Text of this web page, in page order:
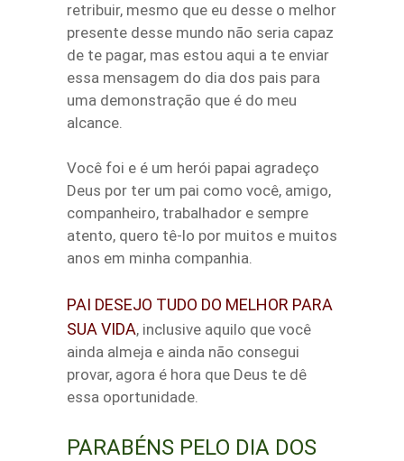
retribuir, mesmo que eu desse o melhor
presente desse mundo não seria capaz
de te pagar, mas estou aqui a te enviar
essa mensagem do dia dos pais para
uma demonstração que é do meu
alcance.
Você foi e é um herói papai agradeço
Deus por ter um pai como você, amigo,
companheiro, trabalhador e sempre
atento, quero tê-lo por muitos e muitos
anos em minha companhia.
PAI DESEJO TUDO DO MELHOR PARA
SUA VIDA, inclusive aquilo que você
ainda almeja e ainda não consegui
provar, agora é hora que Deus te dê
essa oportunidade.
PARABÉNS PELO DIA DOS